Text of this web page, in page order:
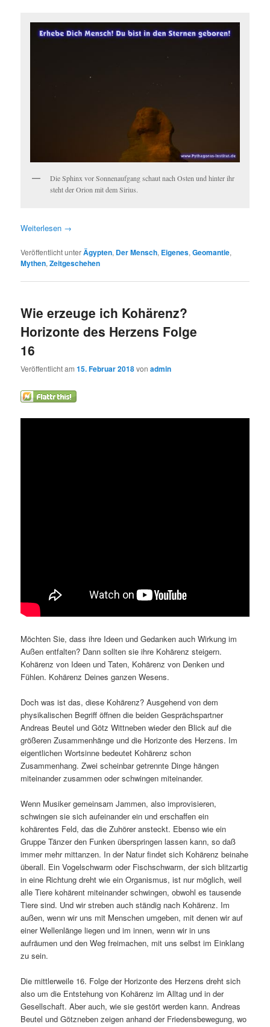
Die Sphinx vor Sonnenaufgang schaut nach Osten und hinter ihr
steht der Orion mit dem Sirius.
Weiterlesen →
Veröffentlicht unterÄgypten, Der Mensch, Eigenes,Geomantie,
Mythen,Zeitgeschehen
Wie erzeuge ich Kohärenz?
Horizonte des Herzens Folge
16
Veröffentlicht am15. Februar 2018vonadmin
Möchten Sie, dass ihre Ideen und Gedanken auch Wirkung im
Außen entfalten? Dann sollten sie ihre Kohärenz steigern.
Kohärenz von Ideen und Taten, Kohärenz von Denken und
Fühlen. Kohärenz Deines ganzen Wesens.
Doch was ist das, diese Kohärenz? Ausgehend von dem
physikalischen Begriff öffnen die beiden Gesprächspartner
Andreas Beutel und Götz Wittneben wieder den Blick auf die
größeren Zusammenhänge und die Horizonte des Herzens. Im
eigentlichen Wortsinne bedeutet Kohärenz schon
Zusammenhang. Zwei scheinbar getrennte Dinge hängen
miteinander zusammen oder schwingen miteinander.
Wenn Musiker gemeinsam Jammen, also improvisieren,
schwingen sie sich aufeinander ein und erschaffen ein
kohärentes Feld, das die Zuhörer ansteckt. Ebenso wie ein
Gruppe Tänzer den Funken überspringen lassen kann, so daß
immer mehr mittanzen. In der Natur findet sich Kohärenz beinahe
überall. Ein Vogelschwarm oder Fischschwarm, der sich blitzartig
in eine Richtung dreht wie ein Organismus, ist nur möglich, weil
alle Tiere kohärent miteinander schwingen, obwohl es tausende
Tiere sind. Und wir streben auch ständig nach Kohärenz. Im
außen, wenn wir uns mit Menschen umgeben, mit denen wir auf
einer Wellenlänge liegen und im innen, wenn wir in uns
aufräumen und den Weg freimachen, mit uns selbst im Einklang
zu sein.
Die mittlerweile 16. Folge der Horizonte des Herzens dreht sich
also um die Entstehung von Kohärenz im Alltag und in der
Gesellschaft. Aber auch, wie sie gestört werden kann. Andreas
Beutel und Götzneben zeigen anhand der Friedensbewegung, wo